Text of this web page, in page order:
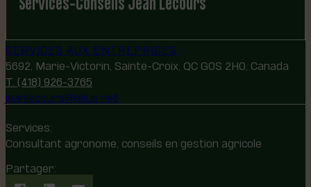
SERVICES AUX ENTREPRISES
5692, Marie-Victorin, Sainte-Croix, QC G0S 2H0, Canada
T. (418) 926-3765
jeanlecours@telus.net
Services:
Consultant agronome, conseils en gestion agricole
Partager: